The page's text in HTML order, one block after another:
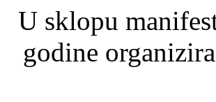
U sklopu
godine